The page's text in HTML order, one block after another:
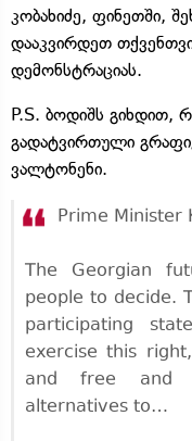
კობახიძე, ფინეთში,
დააკვირდეთ
დემონსტრაციას.
P.S. ბოდიშს გიხდით,
გადატვირთული
ვალტონენი.
Prime Minister
The Georgian
people to decide.
participating
exercise this
and free and
alternatives to…